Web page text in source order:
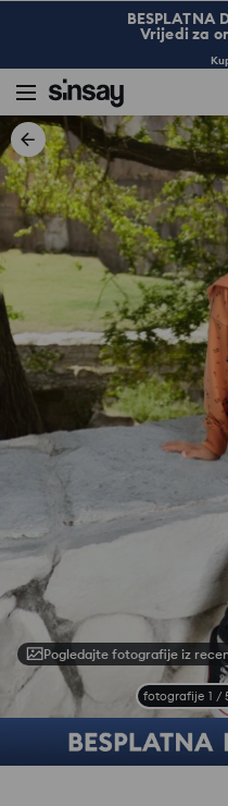
BESPLATNA
Vrijedi za
Pogledajte fotografije iz
fotografije 1 /